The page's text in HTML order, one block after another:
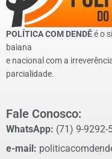
POLÍTICA COM DENDÊé o
baiana
e nacional com a
parcialidade.
Fale Conosco:
WhatsApp: (71) 9-9292-
e-mail: